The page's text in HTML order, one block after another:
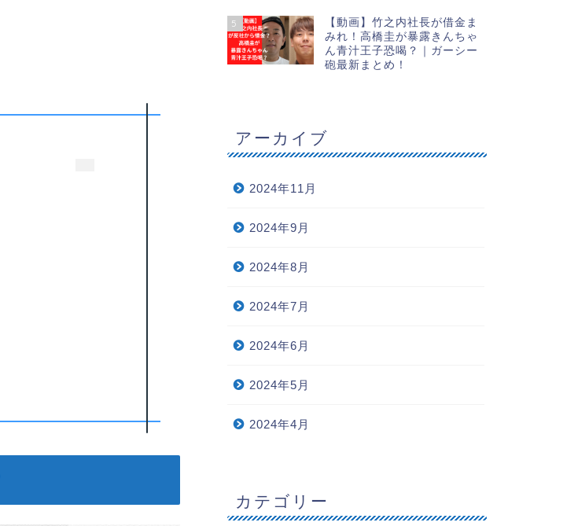
5
【動画】竹之内社長が借金ま
みれ！高橋圭が暴露きんちゃ
ん青汁王子恐喝？｜ガーシー
砲最新まとめ！
アーカイブ
2024年11月
2024年9月
2024年8月
2024年7月
2024年6月
2024年5月
2024年4月
カテゴリー